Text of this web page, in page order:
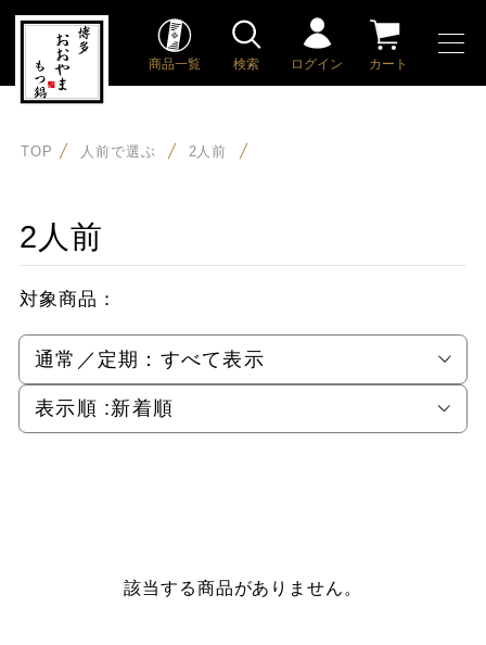
商品一覧 検索 ログイン カート
TOP 人前で選ぶ 2人前
2人前
対象商品：
通常／定期： すべて表示
表示順 :新着順
該当する商品がありません。